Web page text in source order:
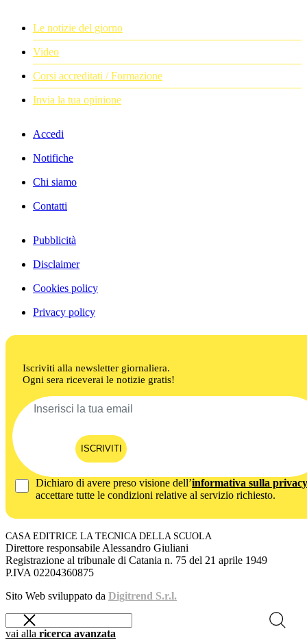
Le notizie del giorno
Video
Corsi accreditati / Formazione
Invia la tua opinione
Accedi
Notifiche
Chi siamo
Contatti
Pubblicità
Disclaimer
Cookies policy
Privacy policy
Iscriviti alla newsletter giornaliera.
Ogni sera riceverai le notizie gratis!
ISCRIVITI
Dichiaro di avere preso visione dell’informativa sulla privacy
accettare tutte le condizioni relative al servizio richiesto.
CASA EDITRICE LA TECNICA DELLA SCUOLA
Direttore responsabile Alessandro Giuliani
Registrazione al tribunale di Catania n. 75 del 21 aprile 1949
P.IVA 02204360875
Sito Web sviluppato da Digitrend S.r.l.
vai alla ricerca avanzata